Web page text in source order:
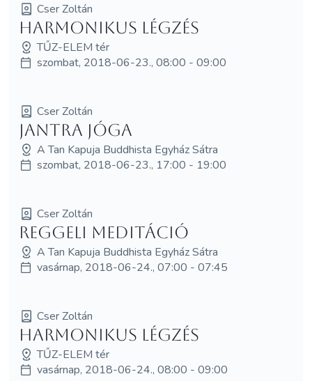
Cser Zoltán
Harmonikus légzés
TŰZ-ELEM tér
szombat, 2018-06-23., 08:00 - 09:00
Cser Zoltán
Jantra jóga
A Tan Kapuja Buddhista Egyház Sátra
szombat, 2018-06-23., 17:00 - 19:00
Cser Zoltán
Reggeli meditáció
A Tan Kapuja Buddhista Egyház Sátra
vasárnap, 2018-06-24., 07:00 - 07:45
Cser Zoltán
Harmonikus légzés
TŰZ-ELEM tér
vasárnap, 2018-06-24., 08:00 - 09:00